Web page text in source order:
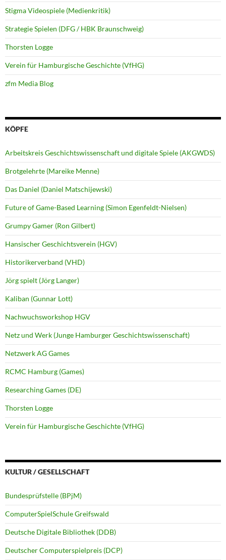
Stigma Videospiele (Medienkritik)
Strategie Spielen (DFG / HBK Braunschweig)
Thorsten Logge
Verein für Hamburgische Geschichte (VfHG)
zfm Media Blog
KÖPFE
Arbeitskreis Geschichtswissenschaft und digitale Spiele (AKGWDS)
Brotgelehrte (Mareike Menne)
Das Daniel (Daniel Matschijewski)
Future of Game-Based Learning (Simon Egenfeldt-Nielsen)
Grumpy Gamer (Ron Gilbert)
Hansischer Geschichtsverein (HGV)
Historikerverband (VHD)
Jörg spielt (Jörg Langer)
Kaliban (Gunnar Lott)
Nachwuchsworkshop HGV
Netz und Werk (Junge Hamburger Geschichtswissenschaft)
Netzwerk AG Games
RCMC Hamburg (Games)
Researching Games (DE)
Thorsten Logge
Verein für Hamburgische Geschichte (VfHG)
KULTUR / GESELLSCHAFT
Bundesprüfstelle (BPjM)
ComputerSpielSchule Greifswald
Deutsche Digitale Bibliothek (DDB)
Deutscher Computerspielpreis (DCP)